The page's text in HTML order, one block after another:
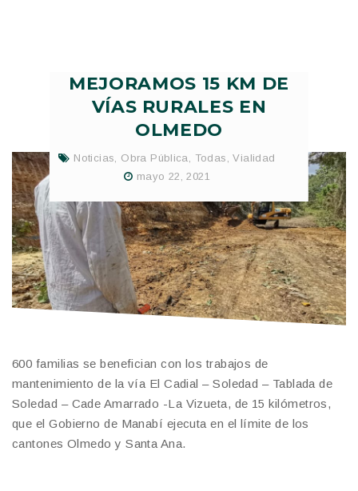
MEJORAMOS 15 KM DE
VÍAS RURALES EN
OLMEDO
Noticias, Obra Pública, Todas ,Vialidad
mayo 22, 2021
600 familias se benefician con los trabajos de
mantenimiento de la vía El Cadial – Soledad – Tablada de
Soledad – Cade Amarrado -La Vizueta, de 15 kilómetros,
que el Gobierno de Manabí ejecuta en el límite de los
cantones Olmedo y Santa Ana.